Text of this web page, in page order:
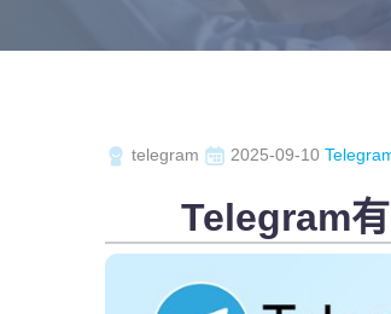
telegram 2025-09-10
Telegram